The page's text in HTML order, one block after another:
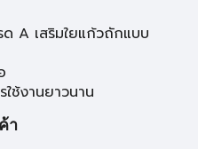
A เสริมใยแก้วถักแบบ
ช้งานยาวนาน
า